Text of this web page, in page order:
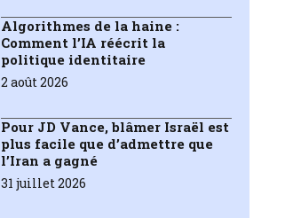
Algorithmes de la haine :
Comment l’IA réécrit la
politique identitaire
2 août 2026
Pour JD Vance, blâmer Israël est
plus facile que d’admettre que
l’Iran a gagné
31 juillet 2026